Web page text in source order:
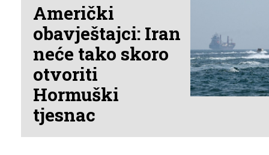
Američki
obavještajci: Iran
neće tako skoro
otvoriti
Hormuški
tjesnac